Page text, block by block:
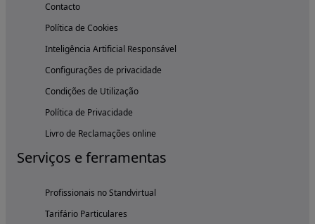
Contacto
Política de Cookies
Inteligência Artificial Responsável
Configurações de privacidade
Condições de Utilização
Política de Privacidade
Livro de Reclamações online
Serviços e ferramentas
Profissionais no Standvirtual
Tarifário Particulares